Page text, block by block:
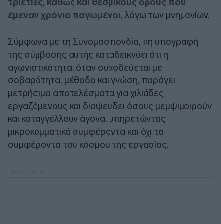
έμεναν χρόνια παγωμένοι, λόγω των μνημονίων.
Σύμφωνα με τη Συνομοσπονδία, «η υπογραφή
της σύμβασης αυτής καταδεικνύει ότι η
αγωνιστικότητα, όταν συνοδεύεται με
σοβαρότητα, μέθοδο και γνώση, παράγει
μετρήσιμα αποτελέσματα για χιλιάδες
εργαζόμενους και διαψεύδει όσους μεμψιμοιρούν
και καταγγέλλουν άγονα, υπηρετώντας
μικροκομματικά συμφέροντα και όχι τα
συμφέροντα του κόσμου της εργασίας.